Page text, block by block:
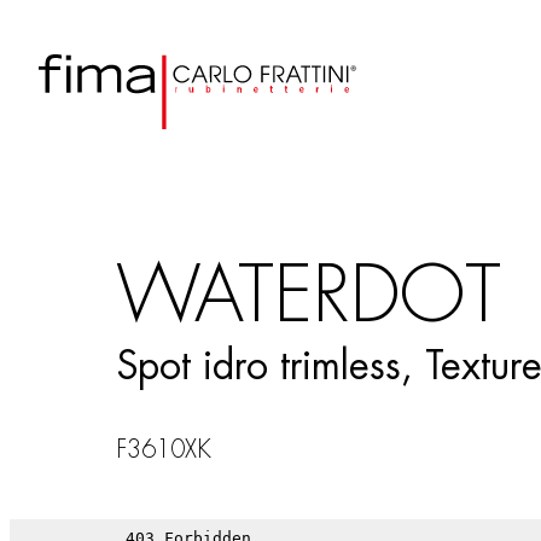
WATERDOT
Spot idro trimless,
F3610XK